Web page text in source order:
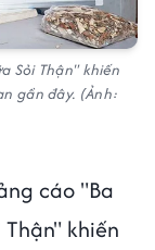
Sỏi Thận" khiến
gần đây. (Ảnh:
cáo "Ba
khiến